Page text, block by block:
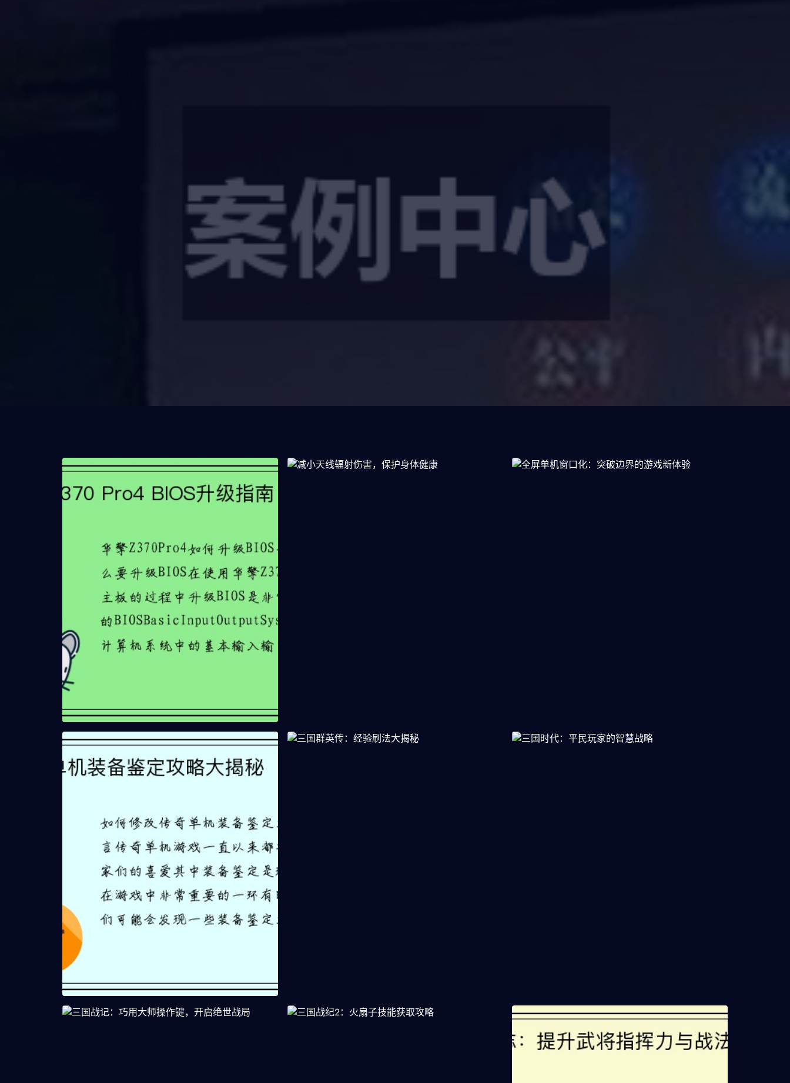
华擎Z370 Pro4 BIOS升级指南
减小天线辐射伤害，保护身体
健康
全屏单机窗口化：突破边界的
游戏新体验
传奇单机装备鉴定攻略大揭秘 三国群英传：经验刷法大揭秘
三国时代：平民玩家的智慧战
略